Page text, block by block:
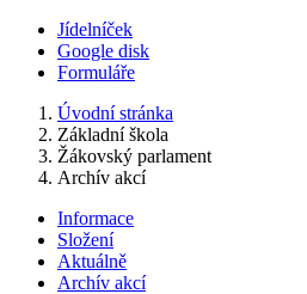
Jídelníček
Google disk
Formuláře
Úvodní stránka
Základní škola
Žákovský parlament
Archív akcí
Informace
Složení
Aktuálně
Archív akcí